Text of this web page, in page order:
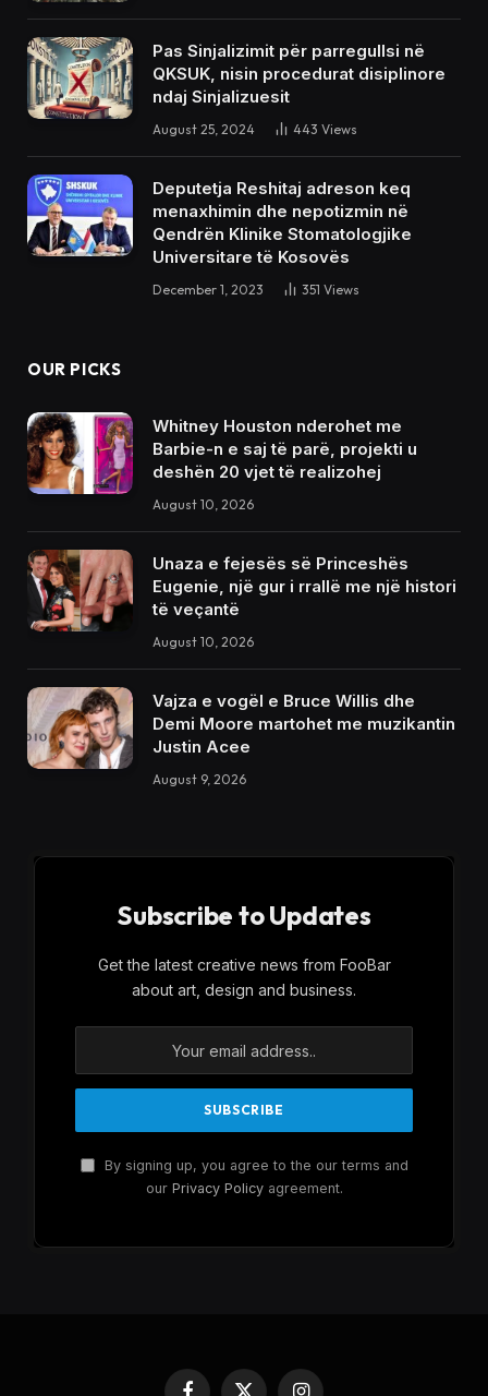
Pas Sinjalizimit për parregullsi në
QKSUK, nisin procedurat disiplinore
ndaj Sinjalizuesit
August 25, 2024 443 Views
Deputetja Reshitaj adreson keq
menaxhimin dhe nepotizmin në
Qendrën Klinike Stomatologjike
Universitare të Kosovës
December 1, 2023 351 Views
OUR PICKS
Whitney Houston nderohet me
Barbie-n e saj të parë, projekti u
deshën 20 vjet të realizohej
August 10, 2026
Unaza e fejesës së Princeshës
Eugenie, një gur i rrallë me një histori
të veçantë
August 10, 2026
Vajza e vogël e Bruce Willis dhe
Demi Moore martohet me muzikantin
Justin Acee
August 9, 2026
Subscribe to Updates
Get the latest creative news from FooBar
about art, design and business.
By signing up, you agree to the our terms and
our Privacy Policyagreement.